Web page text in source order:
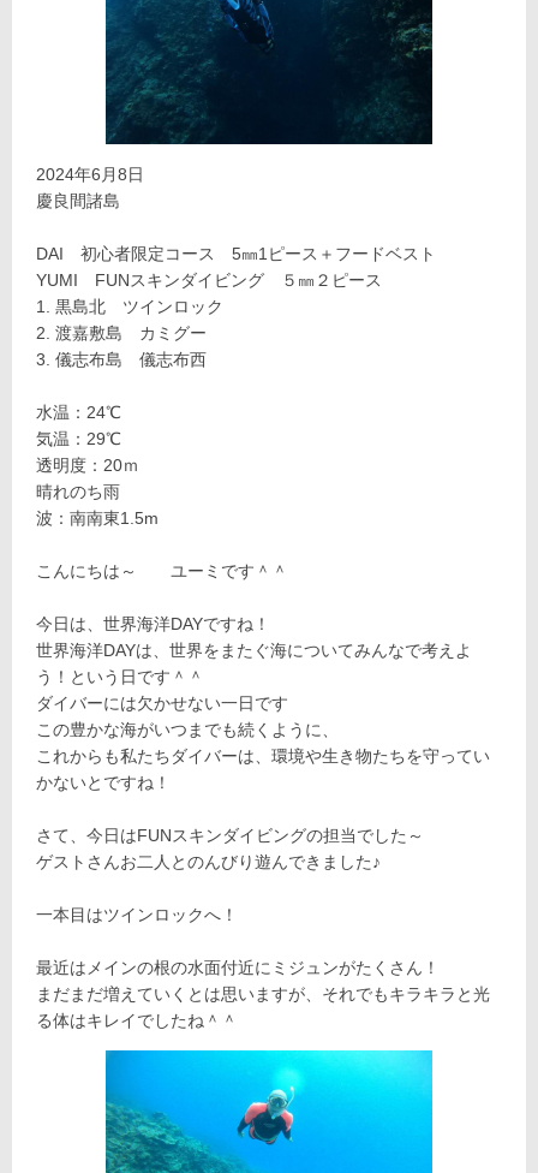
2024年6月8日
慶良間諸島
DAI 初心者限定コース 5㎜1ピース＋フードベスト
YUMI FUNスキンダイビング ５㎜２ピース
黒島北 ツインロック
渡嘉敷島 カミグー
儀志布島 儀志布西
水温：24℃
気温：29℃
透明度：20ｍ
晴れのち雨
波：南南東1.5m
こんにちは～ ユーミです＾＾
今日は、世界海洋DAYですね！
世界海洋DAYは、世界をまたぐ海についてみんなで考えよ
う！という日です＾＾
ダイバーには欠かせない一日です
この豊かな海がいつまでも続くように、
これからも私たちダイバーは、環境や生き物たちを守ってい
かないとですね！
さて、今日はFUNスキンダイビングの担当でした～
ゲストさんお二人とのんびり遊んできました♪
一本目はツインロックへ！
最近はメインの根の水面付近にミジュンがたくさん！
まだまだ増えていくとは思いますが、それでもキラキラと光
る体はキレイでしたね＾＾